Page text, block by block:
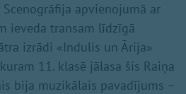
apvienojumā ar
ieveda transam līdzīgā
izrādi «Indulis un Ārija»
11. klasē jālasa šis Raiņa
bija muzikālais pavadījums –